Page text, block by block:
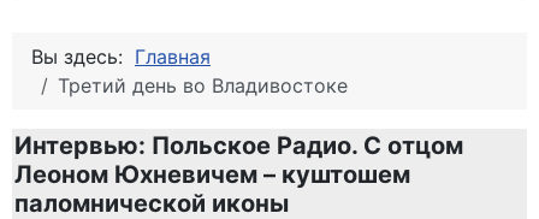
Вы здесь: Главная
Третий день во Владивостоке
Интервью: Польское Радио. С отцом
Леоном Юхневичем – куштошем
паломнической иконы